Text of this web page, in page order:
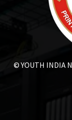
© YOUTH INDIA